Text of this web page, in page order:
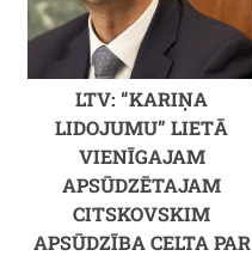
LTV: “KARIŅA
LIDOJUMU” LIETĀ
VIENĪGAJAM
APSŪDZĒTAJAM
CITSKOVSKIM
APSŪDZĪBA CELTA PAR